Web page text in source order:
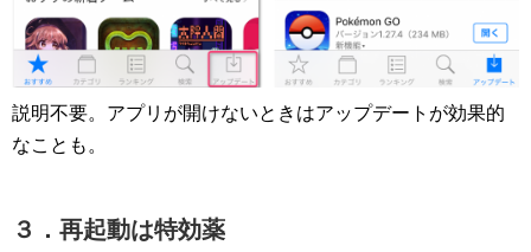
説明不要。アプリが開けないときはアップデートが効果的
なことも。
３．再起動は特効薬